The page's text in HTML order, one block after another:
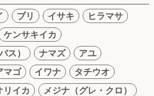
ブリ イサキ
ヒラマサ
ケンサキイカ
ス）
ナマズ
アユ
マゴ イワナ
タチウオ
リイカ
メジナ（グレ・クロ）